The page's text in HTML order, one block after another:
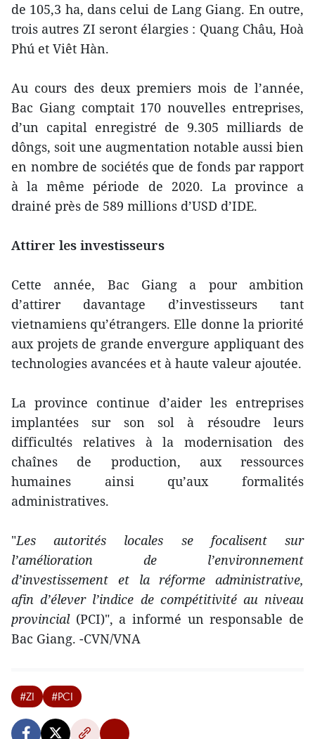
de 105,3 ha, dans celui de Lang Giang. En outre,
trois autres ZI seront élargies : Quang Châu, Hoà
Phú et Viêt Hàn.
Au cours des deux premiers mois de l’année,
Bac Giang comptait 170 nouvelles entreprises,
d’un capital enregistré de 9.305 milliards de
dôngs, soit une augmentation notable aussi bien
en nombre de sociétés que de fonds par rapport
à la même période de 2020. La province a
drainé près de 589 millions d’USD d’IDE.
Attirer les investisseurs
Cette année, Bac Giang a pour ambition
d’attirer davantage d’investisseurs tant
vietnamiens qu’étrangers. Elle donne la priorité
aux projets de grande envergure appliquant des
technologies avancées et à haute valeur ajoutée.
La province continue d’aider les entreprises
implantées sur son sol à résoudre leurs
difficultés relatives à la modernisation des
chaînes de production, aux ressources
humaines ainsi qu’aux formalités
administratives.
"Les autorités locales se focalisent sur
l’amélioration de l’environnement
d’investissement et la réforme administrative,
afin d’élever l’indice de compétitivité au niveau
provincial(PCI)", a informé un responsable de
Bac Giang. -CVN/VNA
#ZI #PCI